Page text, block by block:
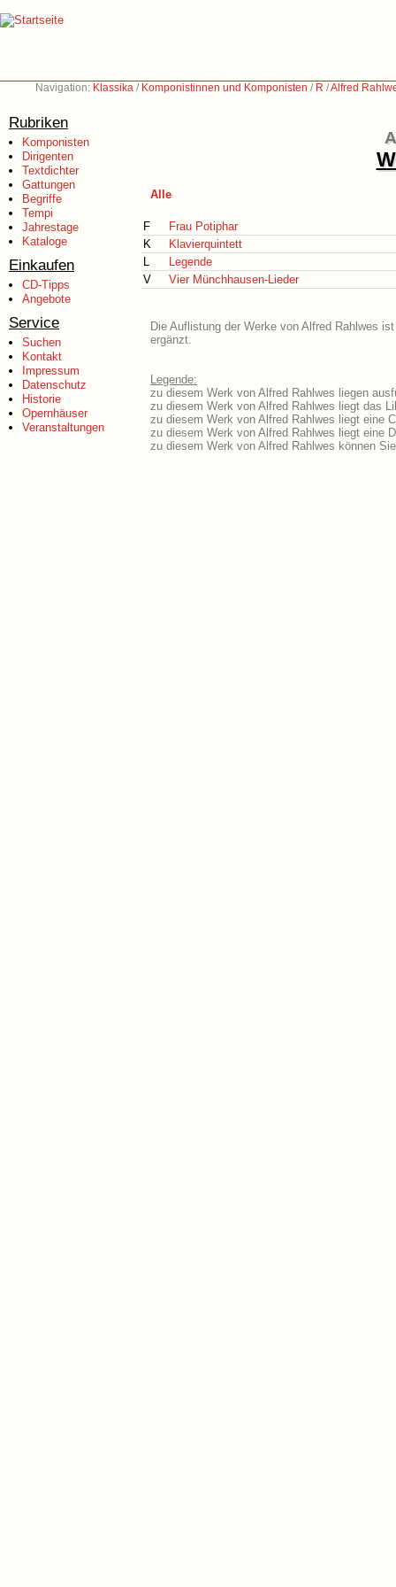
Navigation: Klassika / Komponistinnen und Komponisten / R /Alfred
Rubriken
Komponisten
Dirigenten
Textdichter
Gattungen
Begriffe
Tempi
Jahrestage
Kataloge
Einkaufen
CD-Tipps
Angebote
Service
Suchen
Kontakt
Impressum
Datenschutz
Historie
Opernhäuser
Veranstaltungen
Alle
F
Frau Potiphar
K
Klavierquintett
L
Legende
V
Vier Münchhausen-Lieder
Die Auflistung der Werke von Alfred Rahlwes
ergänzt.
Legende:
zu diesem Werk von Alfred Rahlwes liegen
zu diesem Werk von Alfred Rahlwes liegt das
zu diesem Werk von Alfred Rahlwes liegt eine
zu diesem Werk von Alfred Rahlwes liegt eine
zu diesem Werk von Alfred Rahlwes können